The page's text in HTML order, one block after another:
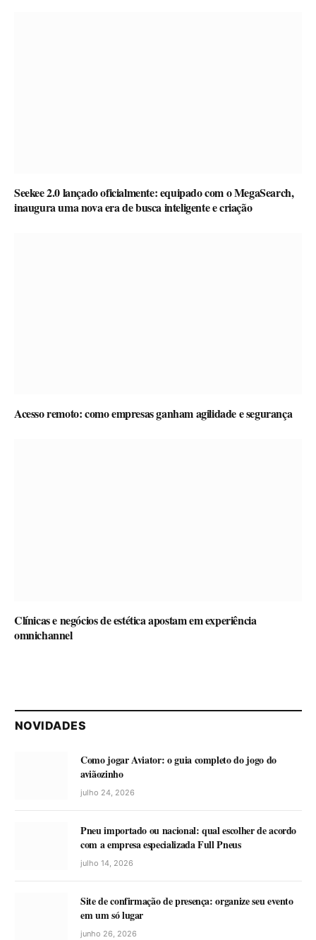
Seekee 2.0 lançado oficialmente: equipado com o MegaSearch,
inaugura uma nova era de busca inteligente e criação
Acesso remoto: como empresas ganham agilidade e segurança
Clínicas e negócios de estética apostam em experiência
omnichannel
NOVIDADES
Como jogar Aviator: o guia completo do jogo do
aviãozinho
julho 24, 2026
Pneu importado ou nacional: qual escolher de acordo
com a empresa especializada Full Pneus
julho 14, 2026
Site de confirmação de presença: organize seu evento
em um só lugar
junho 26, 2026